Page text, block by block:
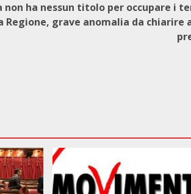
non ha nessun titolo per occupare i
Regione, grave anomalia da chiarire